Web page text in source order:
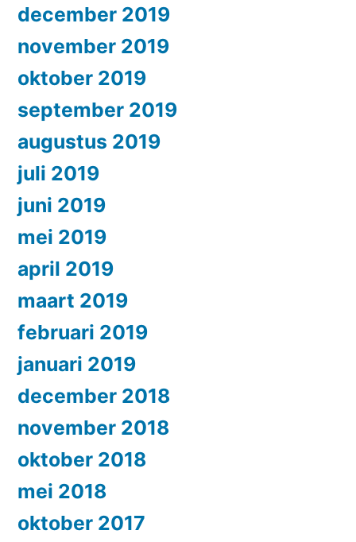
december 2019
november 2019
oktober 2019
september 2019
augustus 2019
juli 2019
juni 2019
mei 2019
april 2019
maart 2019
februari 2019
januari 2019
december 2018
november 2018
oktober 2018
mei 2018
oktober 2017